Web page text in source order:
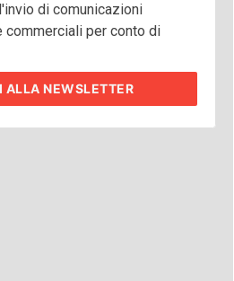
di comunicazioni
commerciali per conto di
ALLA NEWSLETTER